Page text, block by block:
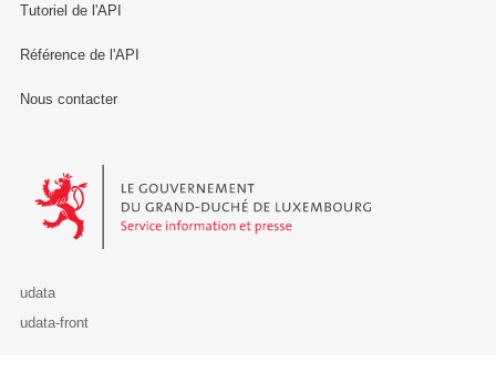
Tutoriel de l'API
Référence de l'API
Nous contacter
Le Gouvernement du Grand-Duché de Luxembourg - Service
udata
udata-front